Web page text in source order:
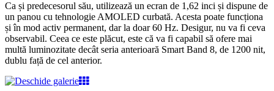
Ca și predecesorul său, utilizează un ecran de 1,62 inci și dispune de
un panou cu tehnologie AMOLED curbată. Acesta poate funcționa
și în mod activ permanent, dar la doar 60 Hz. Desigur, nu va fi ceva
observabil. Ceea ce este plăcut, este că va fi capabil să ofere mai
multă luminozitate decât seria anterioară Smart Band 8, de 1200 nit,
dublu față de cel anterior.